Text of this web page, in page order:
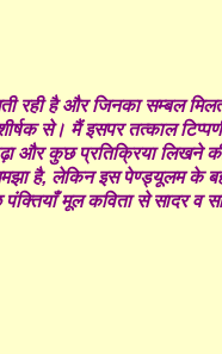
है और जिनका सम्बल
से। मैं इसपर तत्काल
और कुछ प्रतिक्रिया
है, लेकिन इस पेण्ड्यूलम के
मूल कविता से सादर व